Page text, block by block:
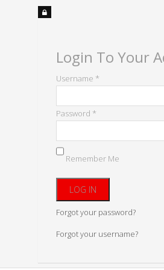
Login To Your
Username *
Password *
Remember Me
Forgot your password?
Forgot your username?